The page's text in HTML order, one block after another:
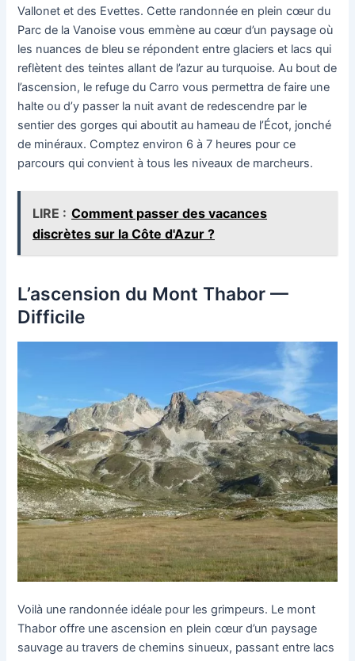
Vallonet et des Evettes. Cette randonnée en plein cœur du
Parc de la Vanoise vous emmène au cœur d’un paysage où
les nuances de bleu se répondent entre glaciers et lacs qui
reflètent des teintes allant de l’azur au turquoise. Au bout de
l’ascension, le refuge du Carro vous permettra de faire une
halte ou d’y passer la nuit avant de redescendre par le
sentier des gorges qui aboutit au hameau de l’Écot, jonché
de minéraux. Comptez environ 6 à 7 heures pour ce
parcours qui convient à tous les niveaux de marcheurs.
LIRE : Comment passer des vacances
discrètes sur la Côte d'Azur ?
L’ascension du Mont Thabor —
Difficile
Voilà une randonnée idéale pour les grimpeurs. Le mont
Thabor offre une ascension en plein cœur d’un paysage
sauvage au travers de chemins sinueux, passant entre lacs